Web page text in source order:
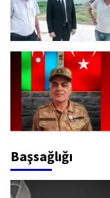
Başsağlığı